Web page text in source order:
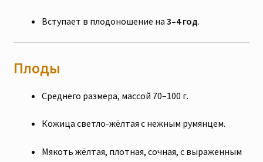
Вступает в плодоношение на 3–4 год.
Плоды
Среднего размера, массой 70–100 г.
Кожица светло-жёлтая с нежным румянцем.
Мякоть жёлтая, плотная, сочная, с выраженным